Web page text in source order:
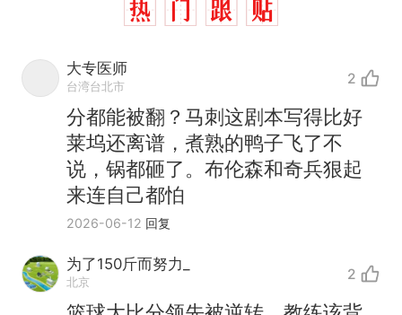
大专医师
台湾台北市 2
分都能被翻？马刺这剧本写得比好
莱坞还离谱，煮熟的鸭子飞了不
说，锅都砸了。布伦森和奇兵狠起
来连自己都怕
2026-06-12 回复
为了150斤而努力_
北京 2
热 那个在床头放菜刀的女孩，
因老师一句“跟我回家”改写了
人生
新 费大厨“全国小炒肉大王”称
号，仅凭视频评出？中国烹饪
协会回应
笔试第一被第二名传话劝弃考